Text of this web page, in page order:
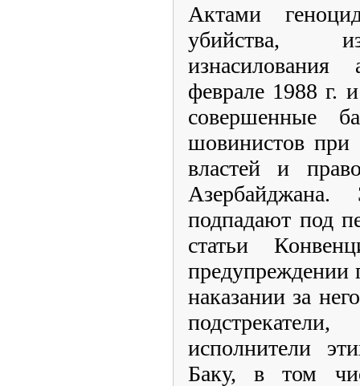
Актами
убийства,
феврале 1988 г.
совершенные
шовинистов при
властей и
подпадают под
статьи
предупреждении
наказании за
исполнители
Баку, в том